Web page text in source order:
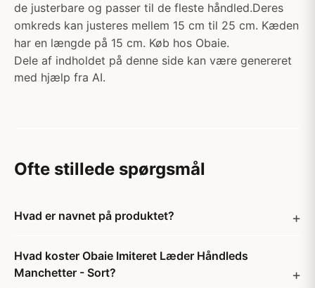
de justerbare og passer til de fleste håndled.Deres
omkreds kan justeres mellem 15 cm til 25 cm. Kæden
har en længde på 15 cm. Køb hos Obaie.
Dele af indholdet på denne side kan være genereret
med hjælp fra AI.
Ofte stillede spørgsmål
Hvad er navnet på produktet?
Hvad koster Obaie Imiteret Læder Håndleds
Manchetter - Sort?